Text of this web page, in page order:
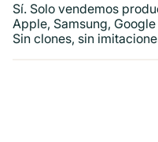
Sí. Solo vendemos
Apple, Samsung,
Sin clones, sin